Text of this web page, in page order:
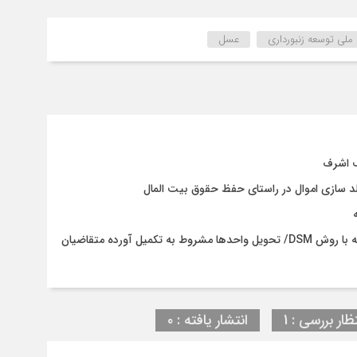
توسعه زنبورداری عسل
اشرف
سازی اموال در راستای حفظ حقوق بیت المال
پایان چالش سستی خاک در نهضت ملی مسکن آستانه‌اشرفیه با روش DSM/ تحویل واحدها مشروط به تکمیل آورده متقاضیان
بررسی : 1 انتشار یافته : ۰